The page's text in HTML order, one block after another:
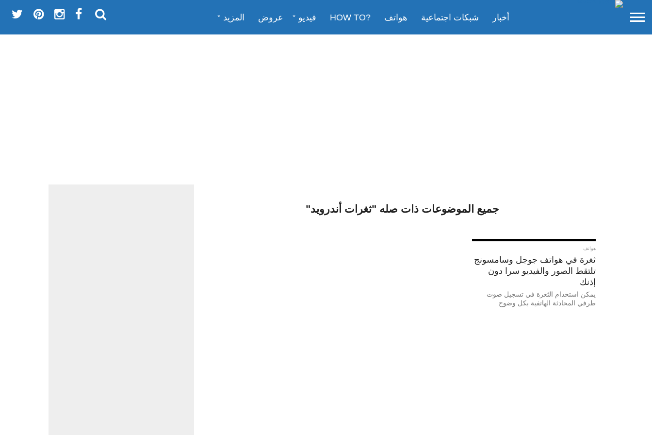
أخبار شبكات اجتماعية هواتف ?HOW TO فيديو عروض المزيد
جميع الموضوعات ذات صله "ثغرات أندرويد"
هواتف
ثغرة في هواتف جوجل وسامسونج
تلتقط الصور والفيديو سرا دون
إذنك
يمكن استخدام الثغرة في تسجيل صوت
طرفي المحادثة الهاتفية بكل وضوح